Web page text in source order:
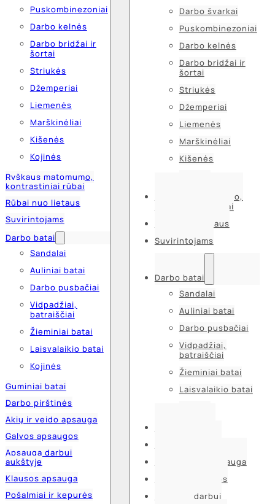
Puskombinezoniai
Darbo kelnės
Darbo bridžai ir
šortai
Striukės
Džemperiai
Liemenės
Marškinėliai
Kišenės
Kojinės
Ryškaus matomumo,
kontrastiniai rūbai
Rūbai nuo lietaus
Suvirintojams
Darbo batai
Sandalai
Auliniai batai
Darbo pusbačiai
Vidpadžiai,
batraiščiai
Žieminiai batai
Laisvalaikio batai
Kojinės
Guminiai batai
Darbo pirštinės
Akių ir veido apsauga
Galvos apsaugos
Apsauga darbui
aukštyje
Klausos apsauga
Pošalmiai ir kepurės
Darbo švarkai
Puskombinezoniai
Darbo kelnės
Darbo bridžai ir
šortai
Striukės
Džemperiai
Liemenės
Marškinėliai
Kišenės
Ryškaus matomumo,
kontrastiniai rūbai
Rūbai nuo lietaus
Suvirintojams
Darbo batai
Sandalai
Auliniai batai
Darbo pusbačiai
Vidpadžiai,
batraiščiai
Žieminiai batai
Laisvalaikio batai
Akių ir veido apsauga
Galvos apsaugos
Apsauga darbui